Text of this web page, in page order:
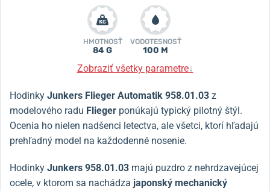
HMOTNOSŤ
84 G
VODOTESNOSŤ
100 M
Zobraziť všetky parametre↓
Hodinky Junkers Flieger Automatik 958.01.03 z
modelového radu Flieger ponúkajú typický pilotný štýl.
Ocenia ho nielen nadšenci letectva, ale všetci, ktorí hľadajú
prehľadný model na každodenné nosenie.
Hodinky Junkers 958.01.03 majú puzdro z nehrdzavejúcej
ocele, v ktorom sa nachádza japonský mechanický